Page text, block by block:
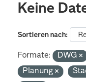
Keine
Sortieren nach
Formate: DWG
Planung